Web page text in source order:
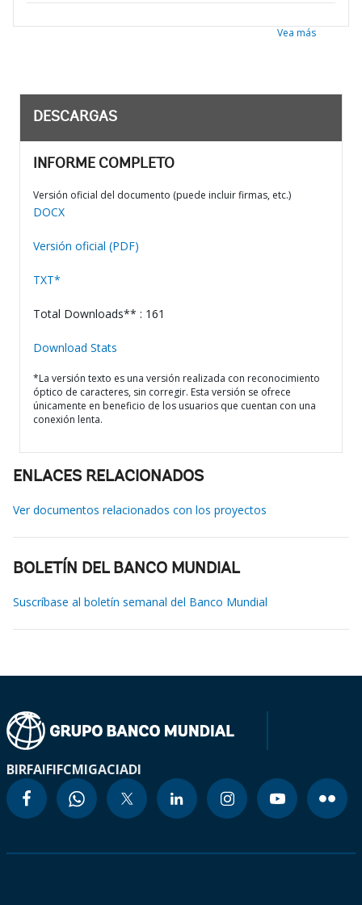
Vea más
DESCARGAS
INFORME COMPLETO
Versión oficial del documento (puede incluir firmas, etc.)
DOCX
Versión oficial (PDF)
TXT*
Total Downloads** : 161
Download Stats
*La versión texto es una versión realizada con reconocimiento
óptico de caracteres, sin corregir. Esta versión se ofrece
únicamente en beneficio de los usuarios que cuentan con una
conexión lenta.
ENLACES RELACIONADOS
Ver documentos relacionados con los proyectos
BOLETÍN DEL BANCO MUNDIAL
Suscríbase al boletín semanal del Banco Mundial
BIRFAIFIFCMIGACIADI